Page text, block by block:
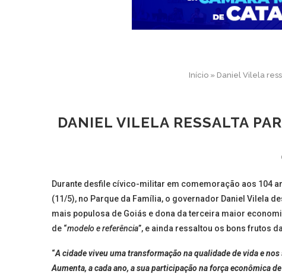
Início » Daniel Vilela
DANIEL VILELA RESSALTA
Durante desfile cívico-militar em comemoração aos 104
(11/5), no Parque da Família, o governador Daniel Vilela
mais populosa de Goiás e dona da terceira maior
de “modelo e referência”, e ainda ressaltou os bons frutos
“A cidade viveu uma transformação na qualidade de vida e
Aumenta, a cada ano, a sua participação na força econômica